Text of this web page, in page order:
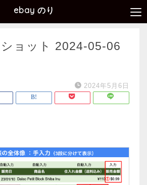
ebay のり
ョット 2024-05-06
2024年5月6日